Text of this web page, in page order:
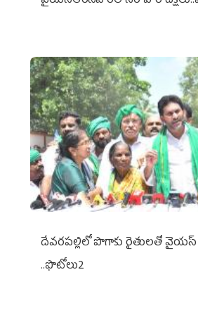
దేవరపల్లిలో పొగాకు రైతులతో
..ఫొటోలు2